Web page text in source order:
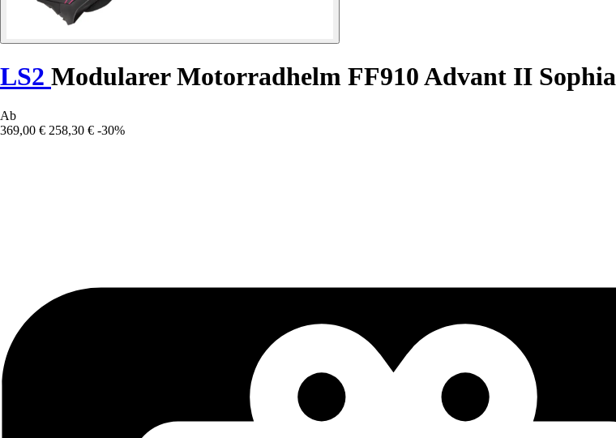
LS2 Modularer Motorradhelm FF910 Advant II Sophia
Ab
369,00 € 258,30 € -30%